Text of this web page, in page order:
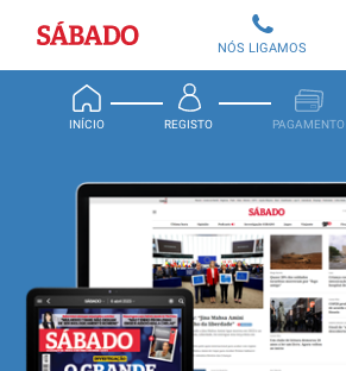
Sábado
INÍCIO REGISTO PAGAMENTO
NÓS LIGAMOS